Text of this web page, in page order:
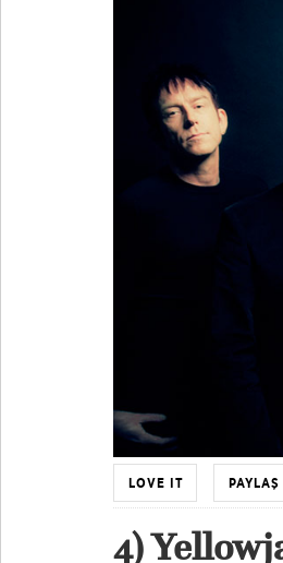
LOVE IT PAYLAŞ
4)